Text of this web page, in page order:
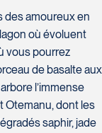
des amoureux en
où évoluent
vous pourrez
de basalte aux
l’immense
Otemanu, dont les
saphir, jade